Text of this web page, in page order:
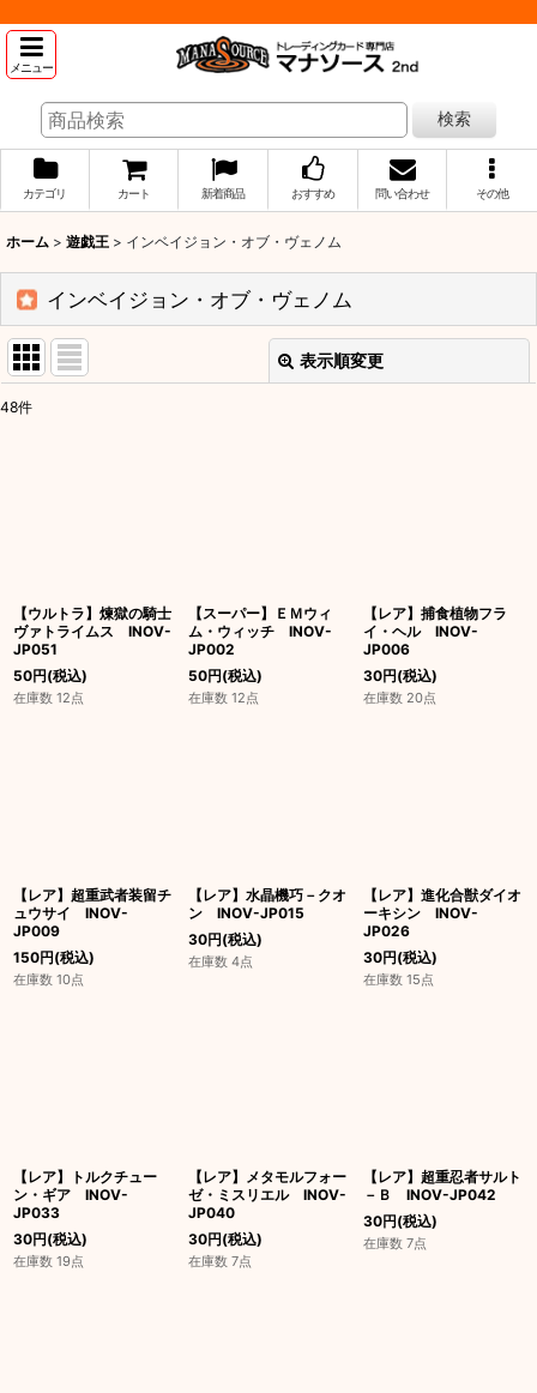
メニュー
検索
カテゴリ カート 新着商品 おすすめ 問い合わせ その他
ホーム > 遊戯王 > インベイジョン・オブ・ヴェノム
インベイジョン・オブ・ヴェノム
表示順変更
48件
【ウルトラ】煉獄の騎士
ヴァトライムス INOV-
JP051
50円(税込)
在庫数 12点
【スーパー】ＥＭウィ
ム・ウィッチ INOV-
JP002
50円(税込)
在庫数 12点
【レア】捕食植物フラ
イ・ヘル INOV-
JP006
30円(税込)
在庫数 20点
【レア】超重武者装留チ
ュウサイ INOV-
JP009
150円(税込)
在庫数 10点
【レア】水晶機巧－クオ
ン INOV-JP015
30円(税込)
在庫数 4点
【レア】進化合獣ダイオ
ーキシン INOV-
JP026
30円(税込)
在庫数 15点
【レア】トルクチュー
ン・ギア INOV-
JP033
30円(税込)
在庫数 19点
【レア】メタモルフォー
ゼ・ミスリエル INOV-
JP040
30円(税込)
在庫数 7点
【レア】超重忍者サルト
－Ｂ INOV-JP042
30円(税込)
在庫数 7点